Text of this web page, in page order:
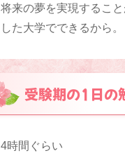
将来の夢を実現するこ
した大学でできるから。
受験期の1日の
4時間ぐらい